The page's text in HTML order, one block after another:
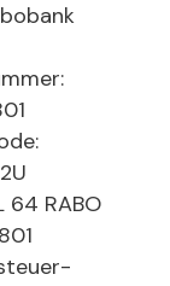
64 RABO